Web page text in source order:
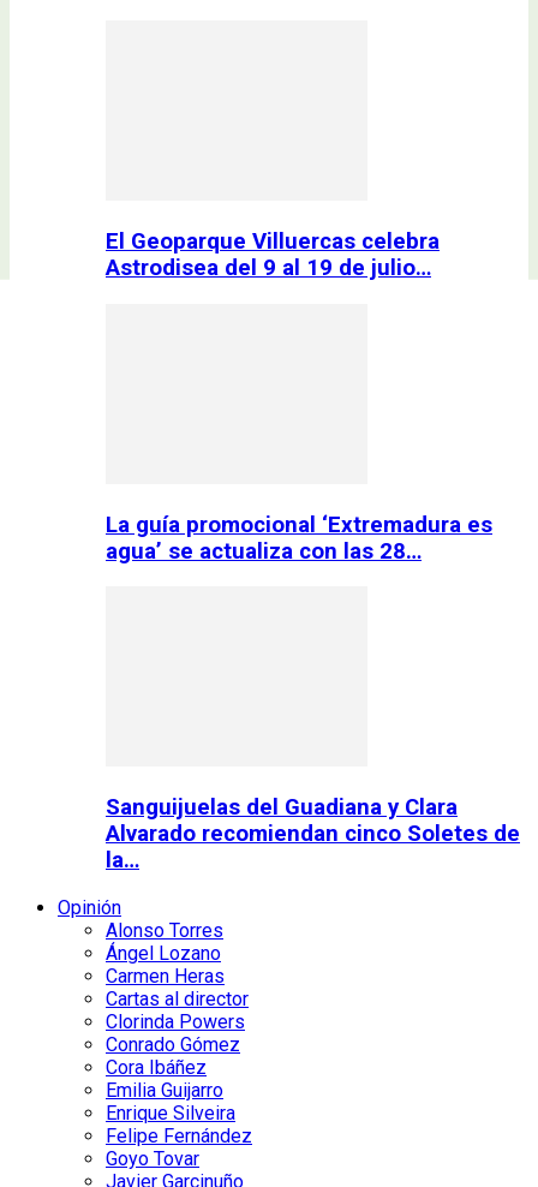
El Geoparque Villuercas celebra
Astrodisea del 9 al 19 de julio…
La guía promocional ‘Extremadura es
agua’ se actualiza con las 28…
Sanguijuelas del Guadiana y Clara
Alvarado recomiendan cinco Soletes de
la…
Opinión
Alonso Torres
Ángel Lozano
Carmen Heras
Cartas al director
Clorinda Powers
Conrado Gómez
Cora Ibáñez
Emilia Guijarro
Enrique Silveira
Felipe Fernández
Goyo Tovar
Javier Garcinuño